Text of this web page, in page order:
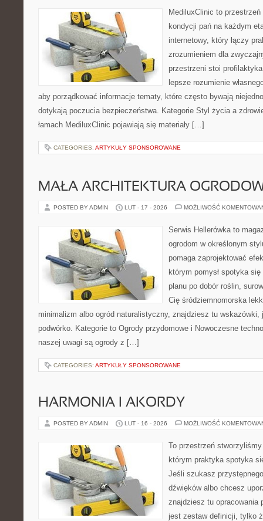
MediluxClinic to
kondycji pań na każdym
internetowy, który łączy
zrozumieniem dla
przestrzeni stoi
lepsze rozumienie
aby porządkować informacje tematy, które często bywają
dotykają poczucia bezpieczeństwa. Kategorie Styl życia a
łamach MediluxClinic pojawiają się materiały […]
CATEGORIES: ARTYKUŁY SPONSOROWANE
MAŁA ARCHITEKTURA
POSTED BY ADMIN LUT - 17 - 2026 MOŻLIWOŚĆ
Serwis Hellerówka to
ogrodom w określonym
pomaga zaprojektować
którym pomysł spotyka
planu po dobór roślin,
Cię śródziemnomorska
minimalizm albo ogród naturalistyczny, znajdziesz tu wskazówki,
podwórko. Kategorie to Ogrody przydomowe i Nowoczesne
naszej uwagi są ogrody z […]
CATEGORIES: ARTYKUŁY SPONSOROWANE
HARMONIA I AKORDY
POSTED BY ADMIN LUT - 16 - 2026 MOŻLIWOŚĆ
To przestrzeń
którym praktyka spotyka
Jeśli szukasz
dźwięków albo chcesz
znajdziesz tu opracowania
jest zestaw definicji, tylko